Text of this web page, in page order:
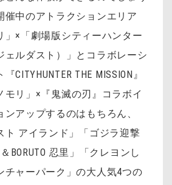
催中のアトラクションエリア
」×「劇場版シティーハンター
ェルダスト）」とコラボレーシ
CITYHUNTER THE MISSION』
モリ」×『鬼滅の刃』コラボイ
アップするのはもちろん、
ト アイランド」「ゴジラ迎撃
BORUTO 忍里」「クレヨンし
チャーパーク」の大人気4つの